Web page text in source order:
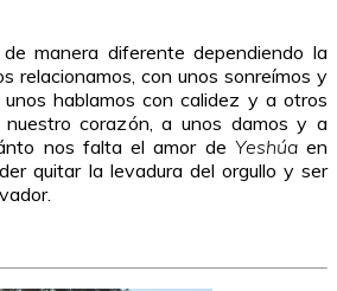
manera diferente dependiendo la
relacionamos, con unos sonreímos y
hablamos con calidez y a otros
corazón, a unos damos y a
nos falta el amor de Yeshúaen
quitar la levadura del orgullo y ser